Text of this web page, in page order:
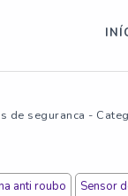
de seguranca -
anti roubo Sensor